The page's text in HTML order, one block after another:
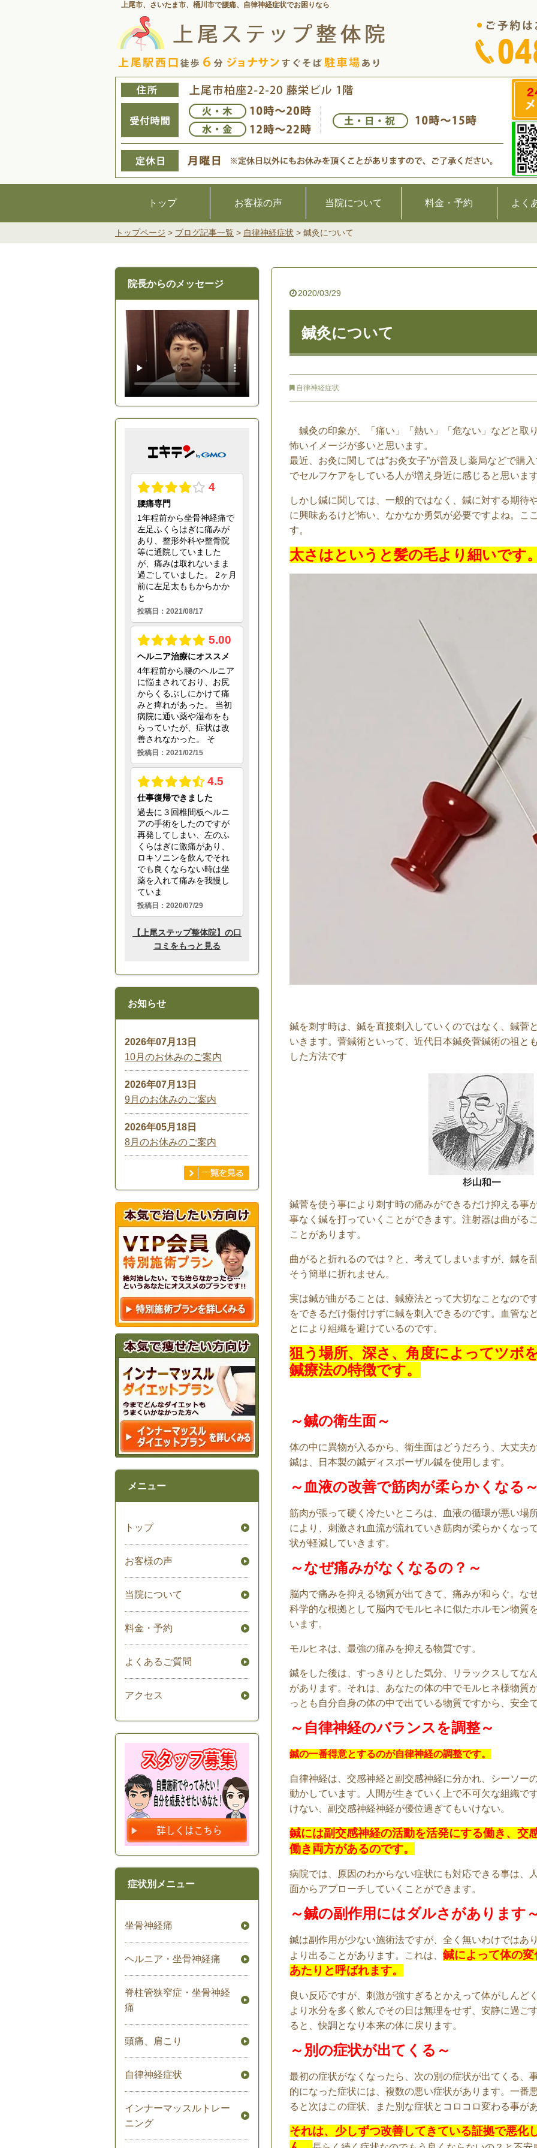
上尾市、さいたま市、桶川市で腰痛、 自律神経症状でお困りなら
トップ お客様の声 当院について 料金・予約 よく
トップページ > ブログ記事一覧 > 自律神経症状 > 鍼灸について
2020/03/29
鍼灸について
自律神経症状
鍼灸の印象が、「痛い」「熱い」「危ない」などと取
怖いイメージが多いと思います。
最近、お灸に関しては”お灸女子”が普及し薬局などで購
でセルフケアをしている人が増え身近に感じると思いま
しかし鍼に関しては、一般的ではなく、鍼に対する期待
に興味あるけど怖い、なかなか勇気が必要ですよね。こ
す。
太さはというと髪の毛より細いです
鍼を刺す時は、鍼を直接刺入していくのではなく、鍼菅
いきます。菅鍼術といって、近代日本鍼灸菅鍼術の祖と
した方法です
鍼菅を使う事により刺す時の痛みができるだけ抑える事
事なく鍼を打っていくことができます。注射器は曲がる
ことがあります。
曲がると折れるのでは？と、考えてしまいますが、鍼を
そう簡単に折れません。
実は鍼が曲がることは、鍼療法とって大切なことなので
をできるだけ傷付けずに鍼を刺入できるのです。血管な
とにより組織を避けているのです。
狙う場所、深さ、角度によってツボ
鍼療法の特徴です。
～鍼の衛生面～
体の中に異物が入るから、衛生面はどうだろう、大丈夫
鍼は、日本製の鍼ディスポーザル鍼を使用します。
～血液の改善で筋肉が柔らかくなる
筋肉が張って硬く冷たいところは、血液の循環が悪い場
により、刺激され血流が流れていき筋肉が柔らかくなっ
状が軽減していきます。
～なぜ痛みがなくなるの？～
脳内で痛みを抑える物質が出てきて、痛みが和らぐ。な
科学的な根拠として脳内でモルヒネに似たホルモン物質
います。
モルヒネは、最強の痛みを抑える物質です。
鍼をした後は、すっきりとした気分、リラックスしてな
があります。それは、あなたの体の中でモルヒネ様物質
っとも自分自身の体の中で出ている物質ですから、安全
～自律神経のバランスを調整～
鍼の一番得意とするのが自律神経の調整です。
自律神経は、交感神経と副交感神経に分かれ、シーソー
動かしています。人間が生きていく上で不可欠な組織で
けない、副交感神経神経が優位過ぎてもいけない。
鍼には副交感神経の活動を活発にする働き、交
働き両方があるのです。
病院では、原因のわからない症状にも対応できる事は、
面からアプローチしていくことができます。
～鍼の副作用にはダルさがあります
鍼は副作用が少ない施術法ですが、全く無いわけではあ
より出ることがあります。これは、 鍼によって体の
あたりと呼ばれます。
良い反応ですが、刺激が強すぎるとかえって体がしんど
より水分を多く飲んでその日は無理をせず、安静に過ご
ると、快調となり本来の体に戻ります。
～別の症状が出てくる～
最初の症状がなくなったら、次の別の症状が出てくる、
的になった症状には、複数の悪い症状があります。一番
ると次はこの症状、また別な症状とコロコロ変わる事が
それは、少しずつ改善してきている証拠で悪化
院長からのメッセージ
お知らせ
2026年07月13日
10月のお休みのご案内
2026年07月13日
9月のお休みのご案内
2026年05月18日
8月のお休みのご案内
メニュー
トップ
お客様の声
当院について
料金・予約
よくあるご質問
アクセス
症状別メニュー
坐骨神経痛
ヘルニア・坐骨神経痛
脊柱管狭窄症・坐骨神経
痛
頭痛、肩こり
自律神経症状
インナーマッスルトレー
ニング